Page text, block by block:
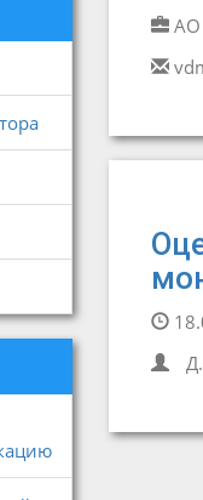
АО